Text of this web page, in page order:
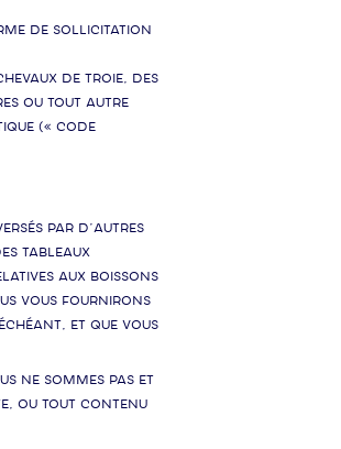
de sollicitation
de Troie, des
ou tout autre
(« Code
par d’autres
tableaux
aux boissons
vous fournirons
et que vous
ne sommes pas et
ou tout contenu